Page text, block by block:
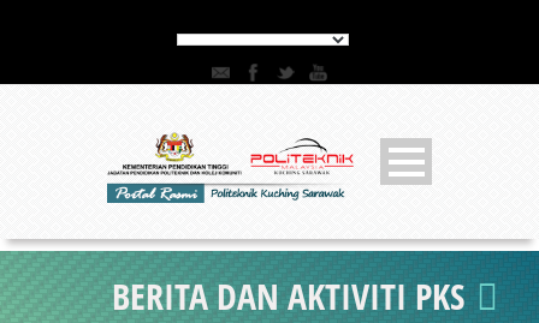
BERITA DAN AKTIVITI PKS